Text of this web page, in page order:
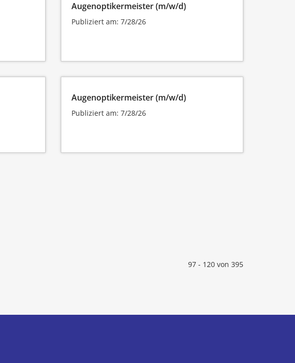
Augenoptikermeister (m/w/d)
Publiziert am: 7/28/26
Augenoptikermeister (m/w/d)
Publiziert am: 7/28/26
97 - 120 von 395